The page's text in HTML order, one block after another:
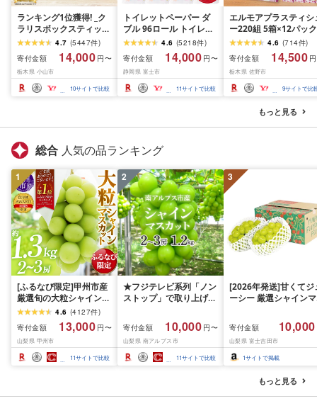
ランキング1位獲得! _ク
ラリスボックスティッシ
ュ60箱(1箱220組(440
枚))(5個入り×12セット)_
ティッシュ ティッシュ
ペーパー 日用品 常備品
生活用品 まとめ買い [配
送不可地域:離島・沖縄
4.7 (5447件)
寄付金額
14,000 円〜
栃木県 小山市
10サイトで比較
トイレットペーパー ダ
ブル 96ロール トイレッ
ト[sf002-122]
4.6 (5218件)
寄付金額
14,000 円〜
静岡県 富士市
11サイトで比較
エルモアプラスティシ
ー220組 5箱×12パック
(60箱)[離島・沖縄県不
可]_ ティッシュ ティッ
シュペーパー 日用品
耗品 まとめ買い 常備
生活用品 ボックスティ
ッシュ [配送不可地域:
島・沖縄県]
4.6 (714件)
寄付金額
14,500
栃木県 佐野市
9サイトで比
もっと見る
総合 人気の品ランキング
1
[ふるなび限定]甲州市産
厳選旬の大粒シャインマ
スカット 約1.3kg 2〜3
房[2026年発送]
(MG)B12-472 FN-
Limited-VO シャインマ
スカット フルーツ
4.6 (4127件)
寄付金額
13,000 円〜
山梨県 甲州市
11サイトで比較
2
★フジテレビ系列「ノン
ストップ」で取り上げら
先行予約]南アルプス市
産シャインマスカット
1.2kg以上(2〜3房)ふる
さと納税 おすすめ 山梨
県 南アルプス市 送料無
寄付金額 10,000 円〜
山梨県 南アルプス市
11サイトで比較
3
[2026年発送]甘くてジ
ーシー 厳選シャインマ
月前半(1〜15日)から
月下旬までの発送) フ
ーツ ぶどう 果物 山梨
産 2026 旬 大粒 高級
寄付金額 10,000
山梨県 富士吉田市
1サイトで掲載
もっと見る